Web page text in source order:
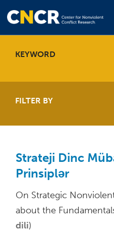
KEYWORD
FILTER BY
Strateji Dinc
Prinsiplər
On Strategic
about the
dili)